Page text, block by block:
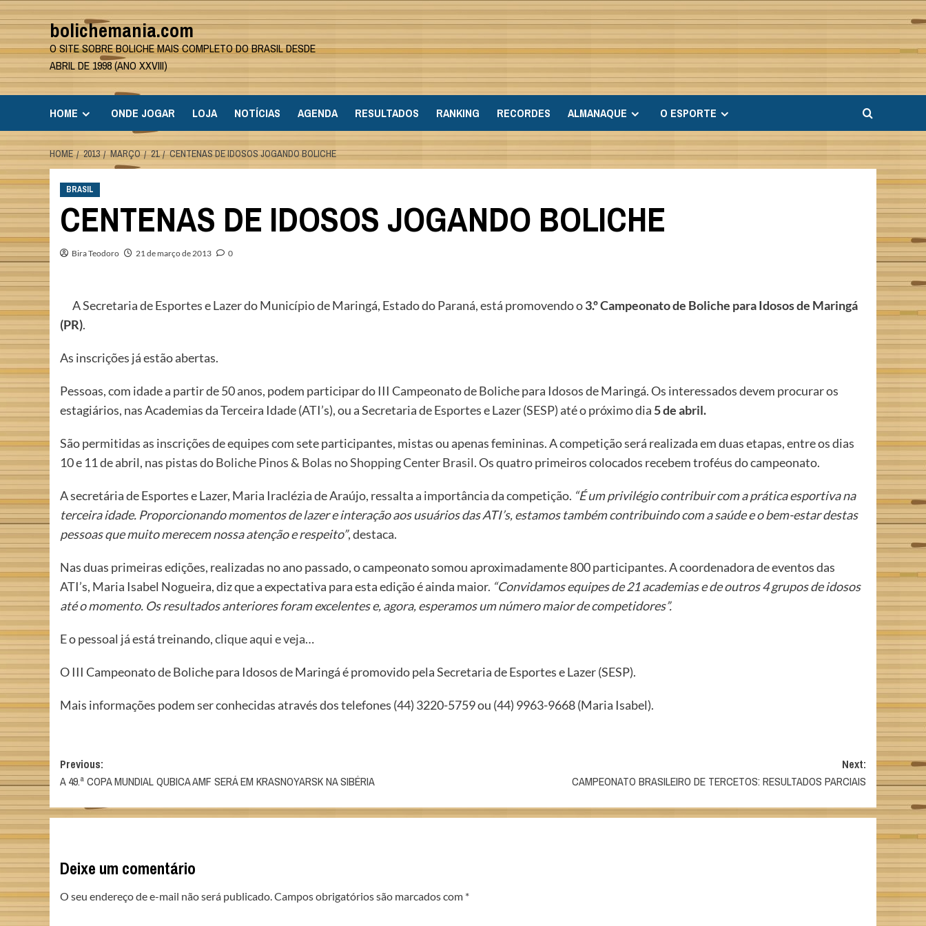
Skip
to
content
bolichemania.com
O SITE SOBRE BOLICHE MAIS COMPLETO DO BRASIL DESDE
ABRIL DE 1998 (ANO XXVIII)
HOME ONDE JOGAR LOJA NOTÍCIAS AGENDA RESULTADOS RANKING RECORDES ALMANAQUE O ESPORTE
HOME 2013 MARÇO 21 CENTENAS DE IDOSOS JOGANDO BOLICHE
BRASIL
CENTENAS DE IDOSOS JOGANDO BOLICHE
Bira Teodoro 21 de março de 2013 0
A Secretaria de Esportes e Lazer do Município de Maringá, Estado do Paraná, está promovendo o3.º Campeonato de Boliche para Idosos de Maringá
(PR).
As inscrições já estão abertas.
Pessoas, com idade a partir de 50 anos, podem participar do III Campeonato de Boliche para Idosos de Maringá. Os interessados devem procurar os
estagiários, nas Academias da Terceira Idade (ATI’s), ou a Secretaria de Esportes e Lazer (SESP) até o próximo dia 5 de abril.
São permitidas as inscrições de equipes com sete participantes, mistas ou apenas femininas. A competição será realizada em duas etapas, entre os dias
10 e 11 de abril, nas pistas doBoliche Pinos & Bolas no Shopping Center Brasil. Os quatro primeiros colocados recebem troféus do campeonato.
A secretária de Esportes e Lazer, Maria Iraclézia de Araújo, ressalta a importância da competição. “É um privilégio contribuir com a prática esportiva na
terceira idade. Proporcionando momentos de lazer e interação aos usuários das ATI’s, estamos também contribuindo com a saúde e o bem-estar destas
pessoas que muito merecem nossa atenção e respeito”, destaca.
Nas duas primeiras edições, realizadas no ano passado, o campeonato somou aproximadamente 800 participantes. A coordenadora de eventos das
ATI’s, Maria Isabel Nogueira, diz que a expectativa para esta edição é ainda maior. “Convidamos equipes de 21 academias e de outros 4 grupos de idosos
até o momento. Os resultados anteriores foram excelentes e, agora, esperamos um número maior de competidores”.
E o pessoal já está treinando,clique aqui e veja…
O III Campeonato de Boliche para Idosos de Maringá é promovido pela Secretaria de Esportes e Lazer (SESP).
Mais informações podem ser conhecidas através dos telefones (44) 3220-5759 ou (44) 9963-9668 (Maria Isabel).
Post
navigation
Previous:
A 49.ª COPA MUNDIAL QUBICA AMF SERÁ EM KRASNOYARSK NA SIBÉRIA
Next:
CAMPEONATO BRASILEIRO DE TERCETOS: RESULTADOS PARCIAIS
Deixe um comentário
O seu endereço de e-mail não será publicado.Campos obrigatórios são marcados com *